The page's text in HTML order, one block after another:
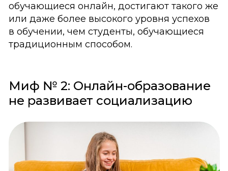
обучающиеся онлайн, достигают такого же
или даже более высокого уровня успехов
в обучении, чем студенты, обучающиеся
традиционным способом.
Миф № 2: Онлайн-образование
не развивает социализацию